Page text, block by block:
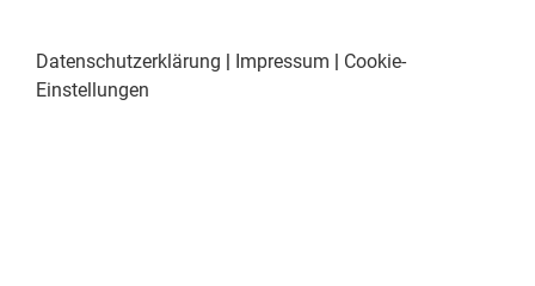
Datenschutzerklärung | Impressum | Cookie-
Einstellungen